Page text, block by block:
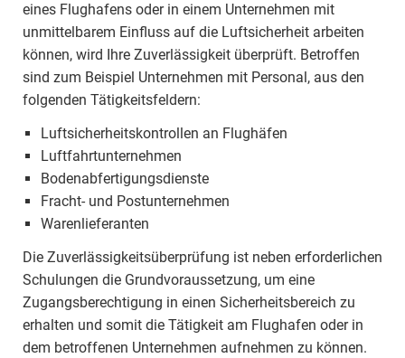
eines Flughafens oder in einem Unternehmen mit
unmittelbarem Einfluss auf die Luftsicherheit arbeiten
können, wird Ihre Zuverlässigkeit überprüft. Betroffen
sind zum Beispiel Unternehmen mit Personal, aus den
folgenden Tätigkeitsfeldern:
Luftsicherheitskontrollen an Flughäfen
Luftfahrtunternehmen
Bodenabfertigungsdienste
Fracht- und Postunternehmen
Warenlieferanten
Die Zuverlässigkeitsüberprüfung ist neben erforderlichen
Schulungen die Grundvoraussetzung, um eine
Zugangsberechtigung in einen Sicherheitsbereich zu
erhalten und somit die Tätigkeit am Flughafen oder in
dem betroffenen Unternehmen aufnehmen zu können.